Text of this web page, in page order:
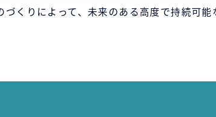
くりによって、未来のある高度で持続可